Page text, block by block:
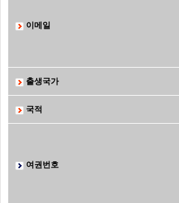
이메일
출생국가
국적
여권번호